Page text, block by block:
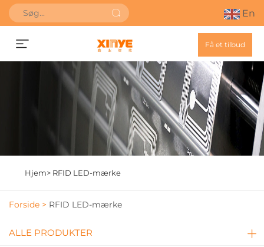
En
Få et tilbud
Hjem> RFID LED-mærke
Forside > RFID LED-mærke
ALLE PRODUKTER